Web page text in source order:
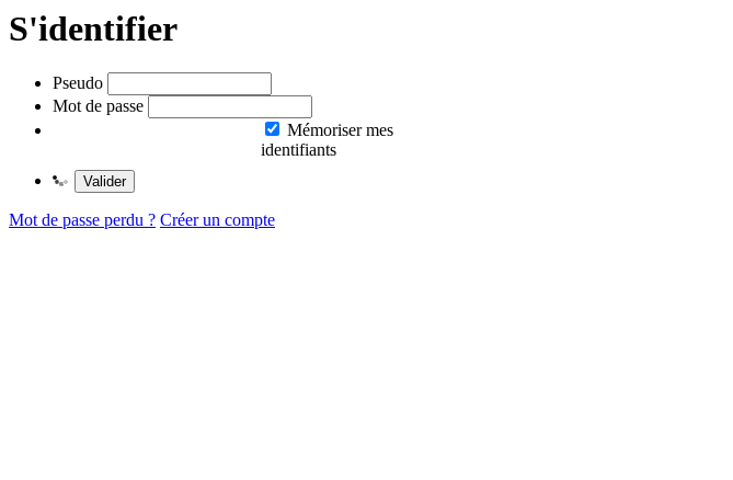
S'identifier
Pseudo
Mot de passe
Mémoriser mes
identifiants
Valider
Mot de passe perdu ? Créer un compte